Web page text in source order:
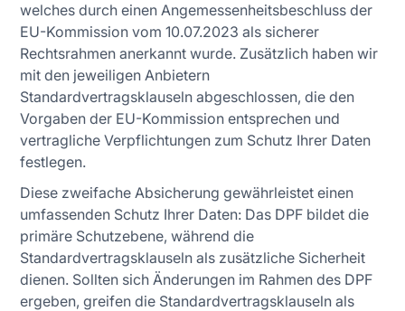
welches durch einen Angemessenheitsbeschluss der
EU-Kommission vom 10.07.2023 als sicherer
Rechtsrahmen anerkannt wurde. Zusätzlich haben wir
mit den jeweiligen Anbietern
Standardvertragsklauseln abgeschlossen, die den
Vorgaben der EU-Kommission entsprechen und
vertragliche Verpflichtungen zum Schutz Ihrer Daten
festlegen.
Diese zweifache Absicherung gewährleistet einen
umfassenden Schutz Ihrer Daten: Das DPF bildet die
primäre Schutzebene, während die
Standardvertragsklauseln als zusätzliche Sicherheit
dienen. Sollten sich Änderungen im Rahmen des DPF
ergeben, greifen die Standardvertragsklauseln als